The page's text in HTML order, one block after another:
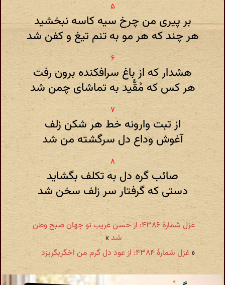
بر پیری من چرخ سیه کاسه نبخشید
هر چند که هر مو به تنم تیغ و کفن شد
هشدار که از باغ سرافکنده برون رفت
هر کس که مُقََّید به تماشای چمن شد
از تبت وارونه خط هر شکن زلف
آغوش وداع دل سرگشته من شد
صائب گره دل به تکلف بگشاید
دستی که گرفتار سر زلف سخن شد
غزل شمارهٔ ۴۳۸۶: از حسن غریب تو جهان صبح وطن
شد»
« غزل شمارهٔ ۴۳۸۴: از عود دل گرم من اخگربگریزد